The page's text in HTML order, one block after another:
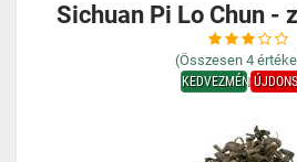
Sichuan Pi Lo Chun -
(Összesen 4
KEDVEZMÉNY